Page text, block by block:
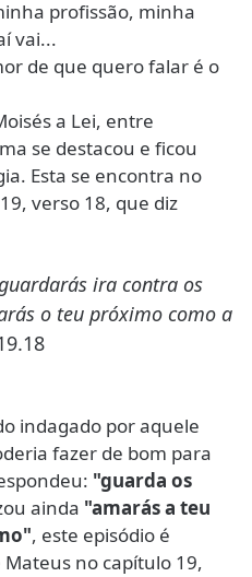
profissão, minha
vai...
de que quero falar é o
a Lei, entre
se destacou e ficou
Esta se encontra no
verso 18, que diz
ira contra os
o teu próximo como a
indagado por aquele
fazer de bom para
"guarda os
ainda "amarás a teu
, este episódio é
no capítulo 19,